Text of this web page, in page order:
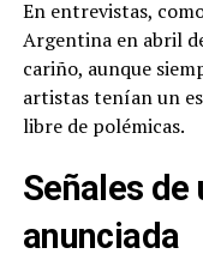
En entrevistas,
Argentina en abril
cariño, aunque
artistas tenían un
libre de polémicas.
Señales de
anunciada